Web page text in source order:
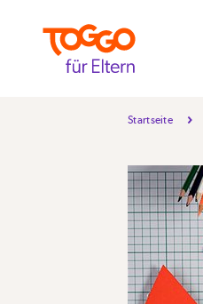
Startseite